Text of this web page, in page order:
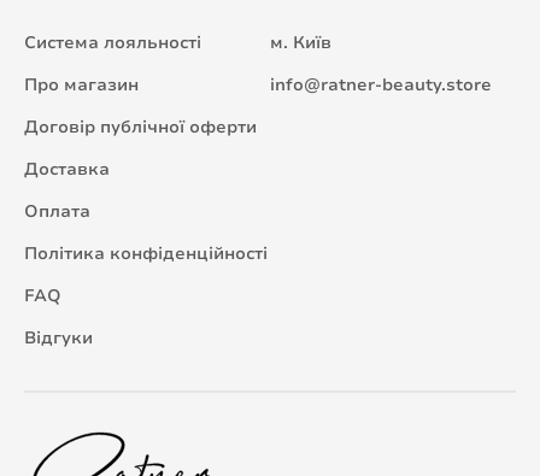
Система лояльності
Про магазин
Договір публічної оферти
Доставка
Оплата
Політика конфіденційності
FAQ
Відгуки
м. Київ
info@ratner-beauty.store